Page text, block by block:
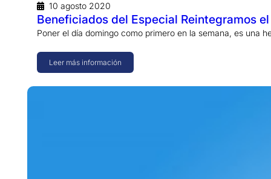
10 agosto 2020
Beneficiados del Especial Reintegramos
Poner el día domingo como primero en la semana, es una
Leer más información